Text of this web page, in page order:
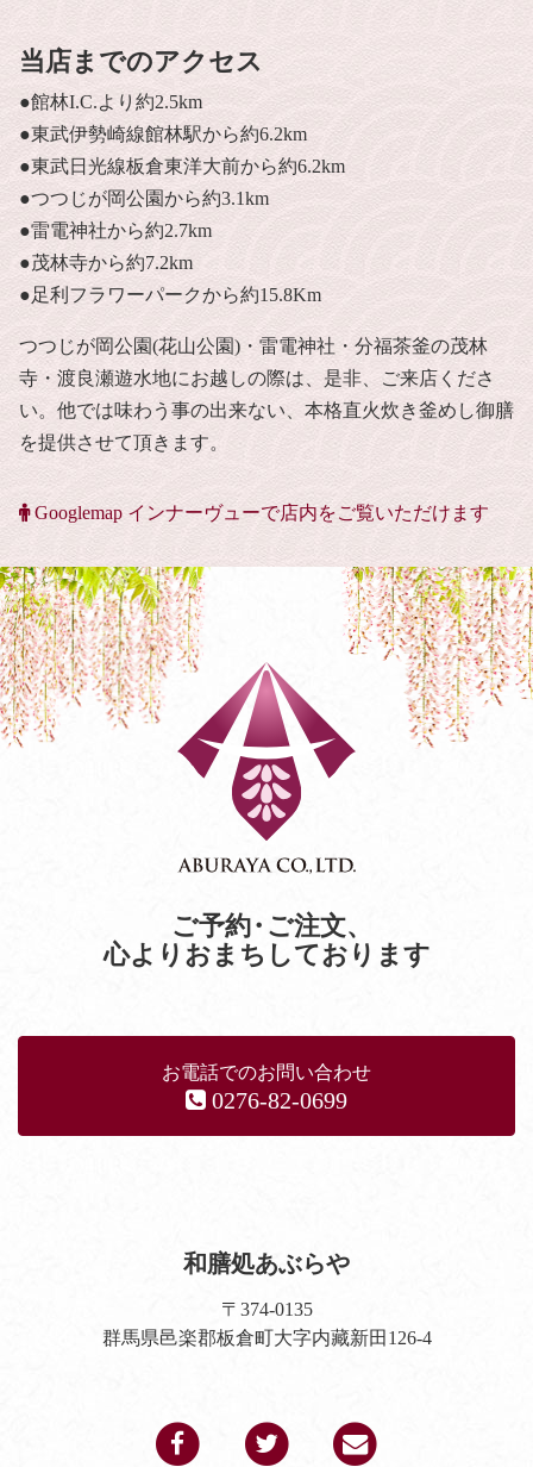
当店までのアクセス
●館林I.C.より約2.5km
●東武伊勢崎線館林駅から約6.2km
●東武日光線板倉東洋大前から約6.2km
●つつじが岡公園から約3.1km
●雷電神社から約2.7km
●茂林寺から約7.2km
●足利フラワーパークから約15.8Km
つつじが岡公園(花山公園)・雷電神社・分福茶釜の茂林
寺・渡良瀬遊水地にお越しの際は、是非、ご来店くださ
い。他では味わう事の出来ない、本格直火炊き釜めし御膳
を提供させて頂きます。
Googlemap インナーヴューで店内をご覧いただけます
ご予約・ご注文、
心よりおまちしております
お電話でのお問い合わせ
0276-82-0699
和膳処あぶらや
〒374-0135
群馬県邑楽郡板倉町大字内藏新田126-4